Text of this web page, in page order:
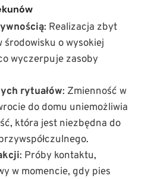
: Realizacja zbyt
środowisku o wysokiej
wyczerpuje zasoby
rytuałów: Zmienność w
do domu uniemożliwia
która jest niezbędna do
: Próby kontaktu,
w momencie, gdy pies